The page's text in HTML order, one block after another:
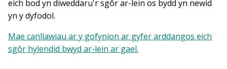
eich bod yn diweddaru'r sgôr ar-lein os bydd yn newid
yn y dyfodol.
Mae canllawiau ar y gofynion ar gyfer arddangos eich
sgôr hylendid bwyd ar-lein ar gael.